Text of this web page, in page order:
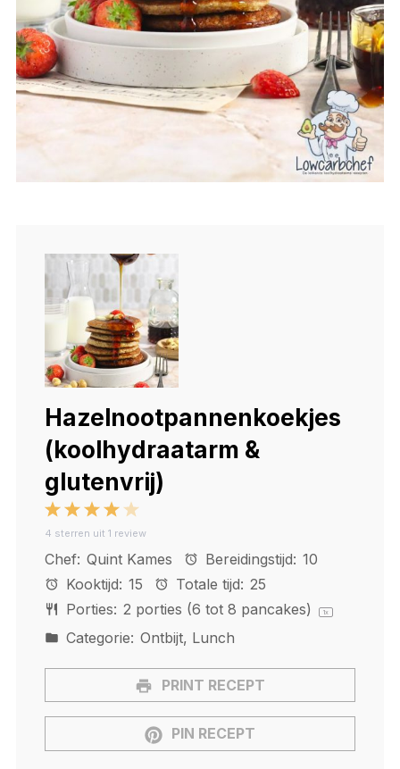
Hazelnootpannenkoekjes
(koolhydraatarm &
glutenvrij)
5
Stars
4
Stars
3
Stars
2
Stars
1
Star
4 sterren uit 1 review
Chef: Quint Kames Bereidingstijd: 10
Kooktijd: 15 Totale tijd: 25
Porties: 2 porties (6 tot 8 pancakes) 1x
Categorie: Ontbijt, Lunch
PRINT RECEPT
PIN RECEPT